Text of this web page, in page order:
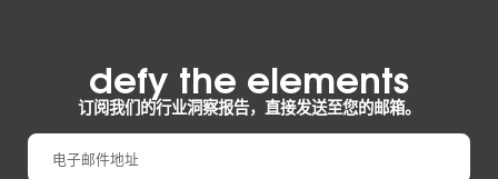
defy the elements​
订阅我们的行业洞察报告，直接发送至您的邮箱。